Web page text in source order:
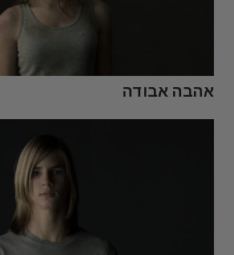
אהבה אבודה